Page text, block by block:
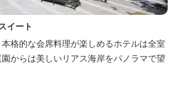
イート
格的な会席料理が楽しめるホテルは全室
からは美しいリアス海岸をパノラマで望